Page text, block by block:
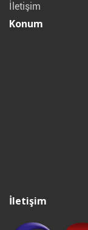
İletişim
Konum
İletişim